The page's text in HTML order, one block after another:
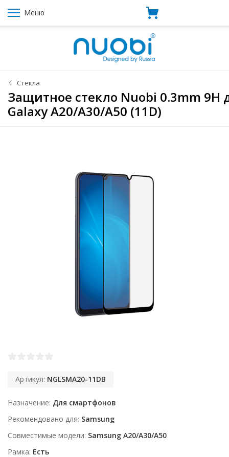
Меню
Стекла
Защитное стекло Nuobi 0.3mm 9H
Galaxy A20/A30/A50 (11D)
Артикул: NGLSMA20-11DB
Назначение Для смартфонов
Рекомендовано для Samsung
Совместимые модели Samsung A20/A30/A50
Рамка Есть